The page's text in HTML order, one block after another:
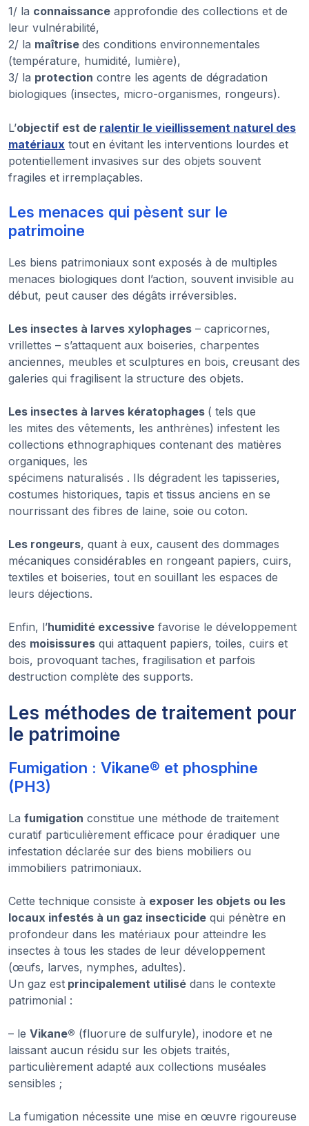
1/ la connaissance approfondie des collections et de
leur vulnérabilité,
2/ la maîtrise des conditions environnementales
(température, humidité, lumière),
3/ la protection contre les agents de dégradation
biologiques (insectes, micro-organismes, rongeurs).
L’objectif est de ralentir le vieillissement naturel des
matériaux tout en évitant les interventions lourdes et
potentiellement invasives sur des objets souvent
fragiles et irremplaçables.
Les menaces qui pèsent sur le
patrimoine
Les biens patrimoniaux sont exposés à de multiples
menaces biologiques dont l’action, souvent invisible au
début, peut causer des dégâts irréversibles.
Les insectes à larves xylophages – capricornes,
vrillettes – s’attaquent aux boiseries, charpentes
anciennes, meubles et sculptures en bois, creusant des
galeries qui fragilisent la structure des objets.
Les insectes à larves kératophages ( tels que
les mites des vêtements, les anthrènes) infestent les
collections ethnographiques contenant des matières
organiques, les
spécimens naturalisés . Ils dégradent les tapisseries,
costumes historiques, tapis et tissus anciens en se
nourrissant des fibres de laine, soie ou coton.
Les rongeurs, quant à eux, causent des dommages
mécaniques considérables en rongeant papiers, cuirs,
textiles et boiseries, tout en souillant les espaces de
leurs déjections.
Enfin, l’humidité excessive favorise le développement
des moisissures qui attaquent papiers, toiles, cuirs et
bois, provoquant taches, fragilisation et parfois
destruction complète des supports.
Les méthodes de traitement pour
le patrimoine
Fumigation : Vikane® et phosphine
(PH3)
La fumigation constitue une méthode de traitement
curatif particulièrement efficace pour éradiquer une
infestation déclarée sur des biens mobiliers ou
immobiliers patrimoniaux.
Cette technique consiste à exposer les objets ou les
locaux infestés à un gaz insecticide qui pénètre en
profondeur dans les matériaux pour atteindre les
insectes à tous les stades de leur développement
(œufs, larves, nymphes, adultes).
Un gaz est principalement utilisé dans le contexte
patrimonial :
– le Vikane® (fluorure de sulfuryle), inodore et ne
laissant aucun résidu sur les objets traités,
particulièrement adapté aux collections muséales
sensibles ;
La fumigation nécessite une mise en œuvre rigoureuse